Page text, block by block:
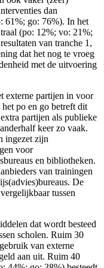
dan
61%; go: 76%). In het
(po: 12%; vo: 21%;
van tranche 1,
dat het nog te vroeg
met de uitvoering
externe partijen in voor
po en go betreft dit
partijen als publieke
keer zo vaak.
ingezet zijn
voor
en bibliotheken.
van trainingen
De
tussen
dat wordt besteed
scholen. Ruim 30
van externe
aan uit. Ruim 40